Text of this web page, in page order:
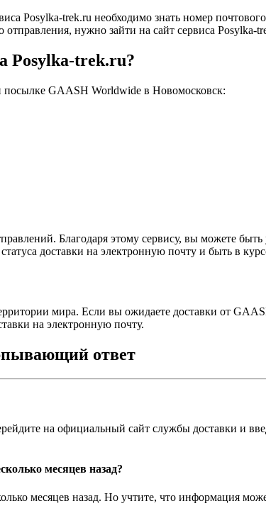
Posylka-trek.ru необходимо знать номер
нужно зайти на сайт сервиса Posylka-
Posylka-trek.ru?
GAASH Worldwide в Новомосковск:
Благодаря этому сервису, вы можете
доставки на электронную почту и быть в
мира. Если вы ожидаете доставки от
на электронную почту.
ответ
на официальный сайт службы доставки и
месяцев назад?
месяцев назад. Но учтите, что информация